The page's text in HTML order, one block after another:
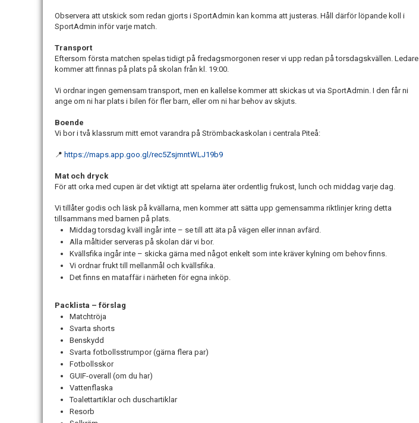
Observera att utskick som redan gjorts i SportAdmin kan komma att justeras. Håll därför löpande koll i
SportAdmin inför varje match.
Transport
Eftersom första matchen spelas tidigt på fredagsmorgonen reser vi upp redan på torsdagskvällen. Ledare
kommer att finnas på plats på skolan från kl. 19:00.
Vi ordnar ingen gemensam transport, men en kallelse kommer att skickas ut via SportAdmin. I den får ni
ange om ni har plats i bilen för fler barn, eller om ni har behov av skjuts.
Boende
Vi bor i två klassrum mitt emot varandra på Strömbackaskolan i centrala Piteå:
📍 https://maps.app.goo.gl/rec5ZsjmntWLJ19b9
Mat och dryck
För att orka med cupen är det viktigt att spelarna äter ordentlig frukost, lunch och middag varje dag.
Vi tillåter godis och läsk på kvällarna, men kommer att sätta upp gemensamma riktlinjer kring detta
tillsammans med barnen på plats.
Middag torsdag kväll ingår inte – se till att äta på vägen eller innan avfärd.
Alla måltider serveras på skolan där vi bor.
Kvällsfika ingår inte – skicka gärna med något enkelt som inte kräver kylning om behov finns.
Vi ordnar frukt till mellanmål och kvällsfika.
Det finns en mataffär i närheten för egna inköp.
Packlista – förslag
Matchtröja
Svarta shorts
Benskydd
Svarta fotbollsstrumpor (gärna flera par)
Fotbollsskor
GUIF-overall (om du har)
Vattenflaska
Toalettartiklar och duschartiklar
Resorb